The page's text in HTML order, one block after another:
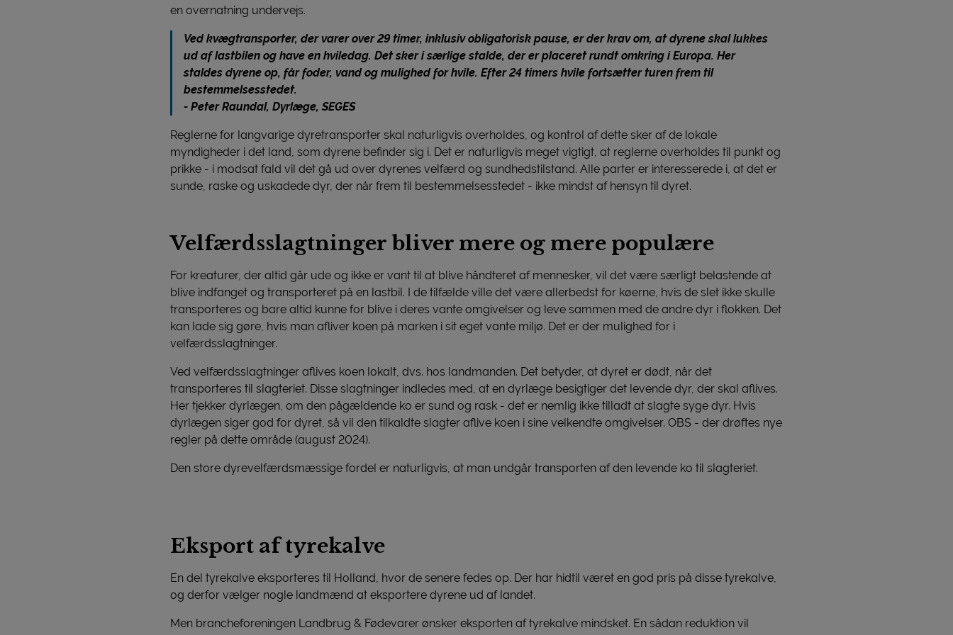
en overnatning undervejs.
Ved kvægtransporter, der varer over 29 timer, inklusiv obligatorisk pause, er der krav om, at dyrene skal lukkes
ud af lastbilen og have en hviledag. Det sker i særlige stalde, der er placeret rundt omkring i Europa. Her
staldes dyrene op, får foder, vand og mulighed for hvile. Efter 24 timers hvile fortsætter turen frem til
bestemmelsesstedet.
- Peter Raundal, Dyrlæge, SEGES
Reglerne for langvarige dyretransporter skal naturligvis overholdes, og kontrol af dette sker af de lokale
myndigheder i det land, som dyrene befinder sig i. Det er naturligvis meget vigtigt, at reglerne overholdes til punkt og
prikke - i modsat fald vil det gå ud over dyrenes velfærd og sundhedstilstand. Alle parter er interesserede i, at det er
sunde, raske og uskadede dyr, der når frem til bestemmelsesstedet - ikke mindst af hensyn til dyret.
Velfærdsslagtninger bliver mere og mere populære
For kreaturer, der altid går ude og ikke er vant til at blive håndteret af mennesker, vil det være særligt belastende at
blive indfanget og transporteret på en lastbil. I de tilfælde ville det være allerbedst for køerne, hvis de slet ikke skulle
transporteres og bare altid kunne for blive i deres vante omgivelser og leve sammen med de andre dyr i flokken. Det
kan lade sig gøre, hvis man afliver koen på marken i sit eget vante miljø. Det er der mulighed for i
velfærdsslagtninger.
Ved velfærdsslagtninger aflives koen lokalt, dvs. hos landmanden. Det betyder, at dyret er dødt, når det
transporteres til slagteriet. Disse slagtninger indledes med, at en dyrlæge besigtiger det levende dyr, der skal aflives.
Her tjekker dyrlægen, om den pågældende ko er sund og rask - det er nemlig ikke tilladt at slagte syge dyr. Hvis
dyrlægen siger god for dyret, så vil den tilkaldte slagter aflive koen i sine velkendte omgivelser. OBS - der drøftes nye
regler på dette område (august 2024).
Den store dyrevelfærdsmæssige fordel er naturligvis, at man undgår transporten af den levende ko til slagteriet.
Eksport af tyrekalve
En del tyrekalve eksporteres til Holland, hvor de senere fedes op. Der har hidtil været en god pris på disse tyrekalve,
og derfor vælger nogle landmænd at eksportere dyrene ud af landet.
Men brancheforeningen Landbrug & Fødevarer ønsker eksporten af tyrekalve mindsket. En sådan reduktion vil